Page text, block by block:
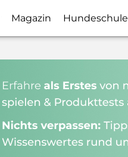
Magazin Hundeschule